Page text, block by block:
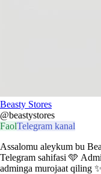
Beasty Stores
@beastystores
FaolTelegram kanal
Assalomu aleykum bu
Telegram sahifasi 🩵
adminga murojaat qiling